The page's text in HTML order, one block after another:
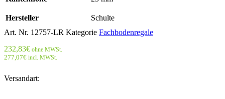
Hersteller
Schulte
Art. Nr. 12757-LR Kategorie Fachbodenregale
232,83€ ohne MWSt.
277,07€ incl. MWSt.
Versandart: